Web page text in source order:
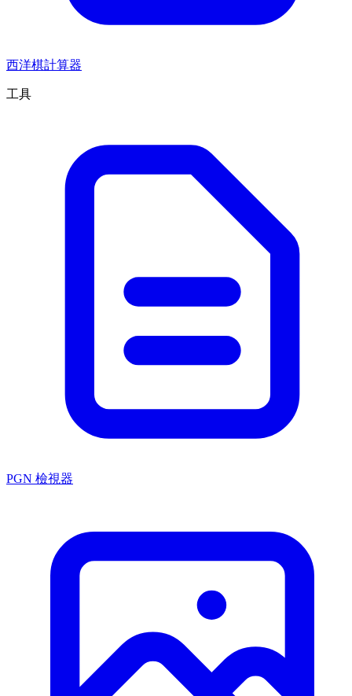
西洋棋計算器
工具
PGN 檢視器